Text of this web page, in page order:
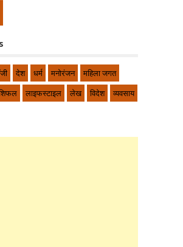
देश धर्म मनोरंजन
महिला जगत
लाइफस्टाइल लेख विदेश
व्यवसाय